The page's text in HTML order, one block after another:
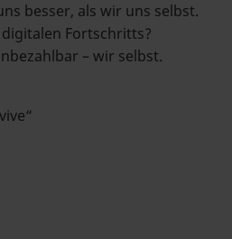
besser, als wir uns selbst.
Fortschritts?
– wir selbst.